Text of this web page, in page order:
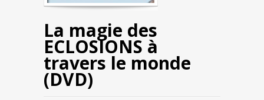
La magie des
ECLOSIONS à
travers le monde
(DVD)